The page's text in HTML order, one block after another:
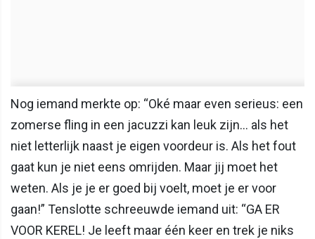
Nog iemand merkte op: “Oké maar even serieus: een
zomerse fling in een jacuzzi kan leuk zijn… als het
niet letterlijk naast je eigen voordeur is. Als het fout
gaat kun je niet eens omrijden. Maar jij moet het
weten. Als je je er goed bij voelt, moet je er voor
gaan!” Tenslotte schreeuwde iemand uit: “GA ER
VOOR KEREL! Je leeft maar één keer en trek je niks